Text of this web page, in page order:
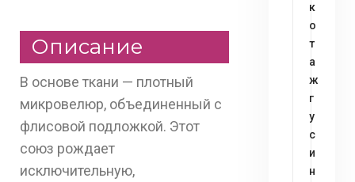
Описание
В основе ткани — плотный
микровелюр, объединенный с
флисовой подложкой. Этот
союз рождает
исключительную,
к
о
т
а
ж
г
у
с
и
н